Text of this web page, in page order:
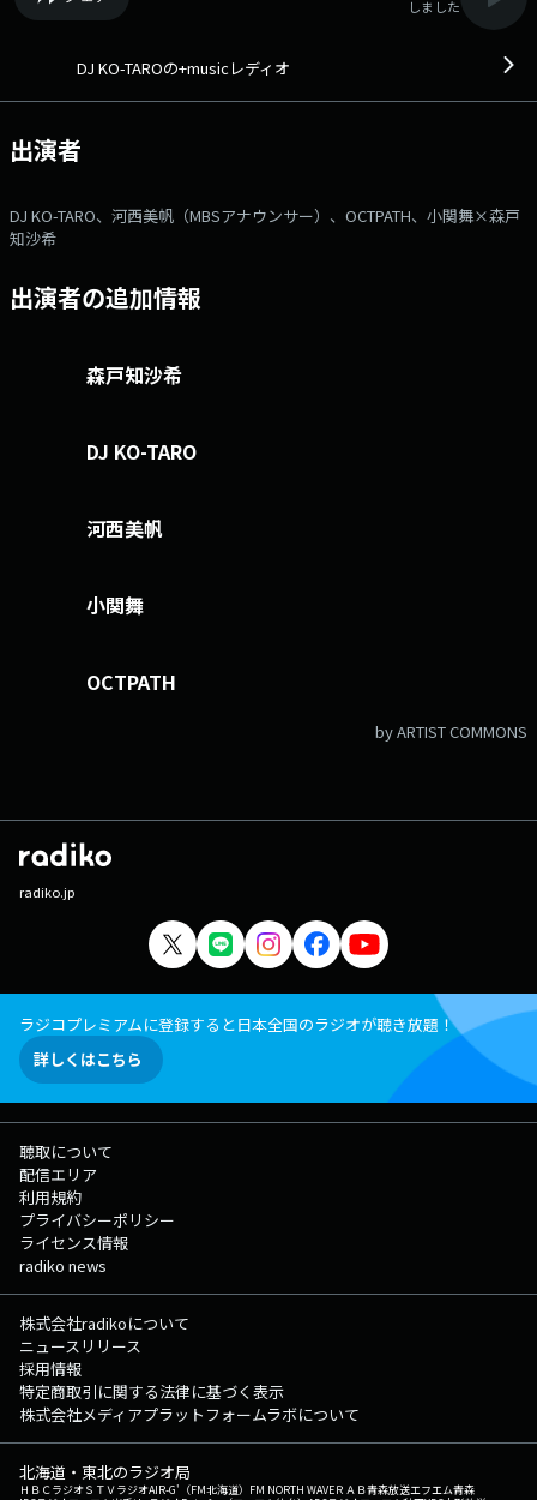
しました
DJ KO-TAROの+musicレディオ
出演者
DJ KO-TARO、河西美帆（MBSアナウンサー）、OCTPATH、小関舞×森戸
知沙希
出演者の追加情報
森戸知沙希
DJ KO-TARO
河西美帆
小関舞
OCTPATH
by ARTIST COMMONS
radiko.jp
ラジコプレミアムに登録すると日本全国のラジオが聴き放題！
詳しくはこちら
聴取について
配信エリア
利用規約
プライバシーポリシー
ライセンス情報
radiko news
株式会社radikoについて
ニュースリリース
採用情報
特定商取引に関する法律に基づく表示
株式会社メディアプラットフォームラボについて
北海道・東北のラジオ局
ＨＢＣラジオＳＴＶラジオAIR-G'（FM北海道） FM NORTH WAVEＲＡＢ青森放送エフエム青森